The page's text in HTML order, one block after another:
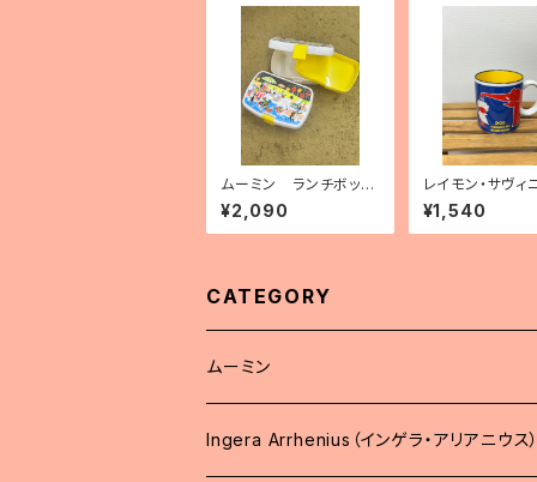
ムーミン ランチボック
ス
¥2,090
レイモン・サヴィ
ク マグカップ
プ」
¥1,540
CATEGORY
ムーミン
Ingera Arrhenius（インゲラ・アリアニウス